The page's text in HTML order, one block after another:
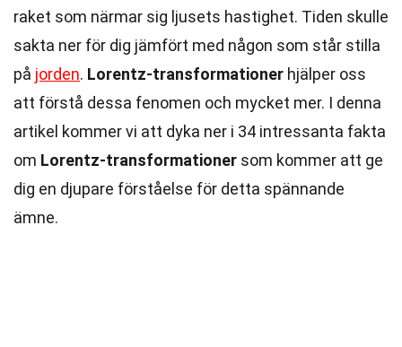
raket som närmar sig ljusets hastighet. Tiden skulle
sakta ner för dig jämfört med någon som står stilla
på jorden. Lorentz-transformationer hjälper oss
att förstå dessa fenomen och mycket mer. I denna
artikel kommer vi att dyka ner i 34 intressanta fakta
om Lorentz-transformationer som kommer att ge
dig en djupare förståelse för detta spännande
ämne.